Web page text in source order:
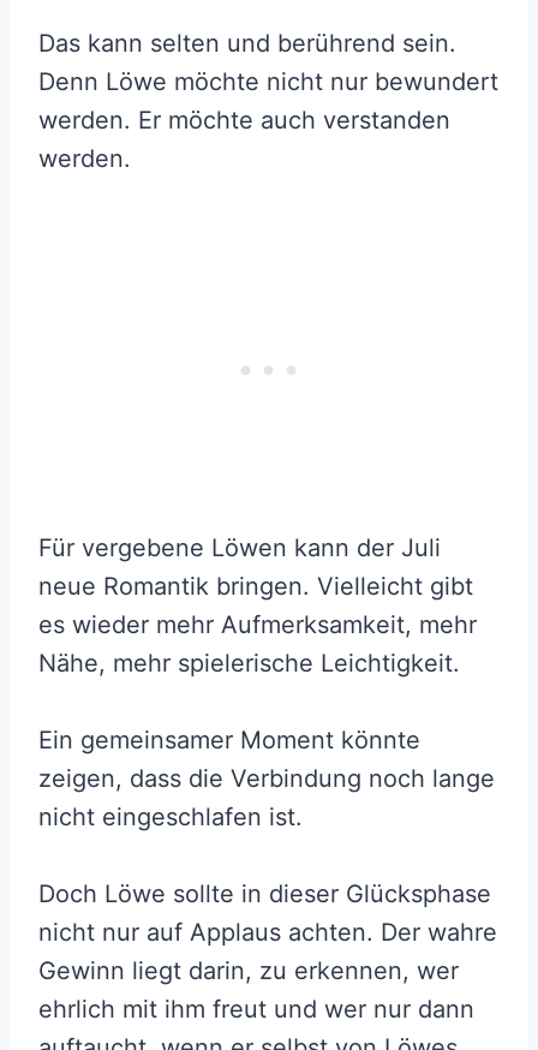
Das kann selten und berührend sein.
Denn Löwe möchte nicht nur bewundert
werden. Er möchte auch verstanden
werden.
Für vergebene Löwen kann der Juli
neue Romantik bringen. Vielleicht gibt
es wieder mehr Aufmerksamkeit, mehr
Nähe, mehr spielerische Leichtigkeit.
Ein gemeinsamer Moment könnte
zeigen, dass die Verbindung noch lange
nicht eingeschlafen ist.
Doch Löwe sollte in dieser Glücksphase
nicht nur auf Applaus achten. Der wahre
Gewinn liegt darin, zu erkennen, wer
ehrlich mit ihm freut und wer nur dann